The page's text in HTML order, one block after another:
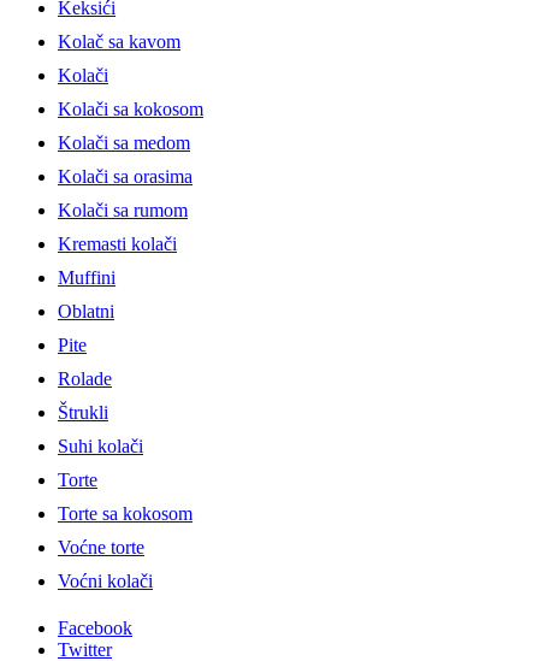
Keksići
Kolač sa kavom
Kolači
Kolači sa kokosom
Kolači sa medom
Kolači sa orasima
Kolači sa rumom
Kremasti kolači
Muffini
Oblatni
Pite
Rolade
Štrukli
Suhi kolači
Torte
Torte sa kokosom
Voćne torte
Voćni kolači
Facebook
Twitter